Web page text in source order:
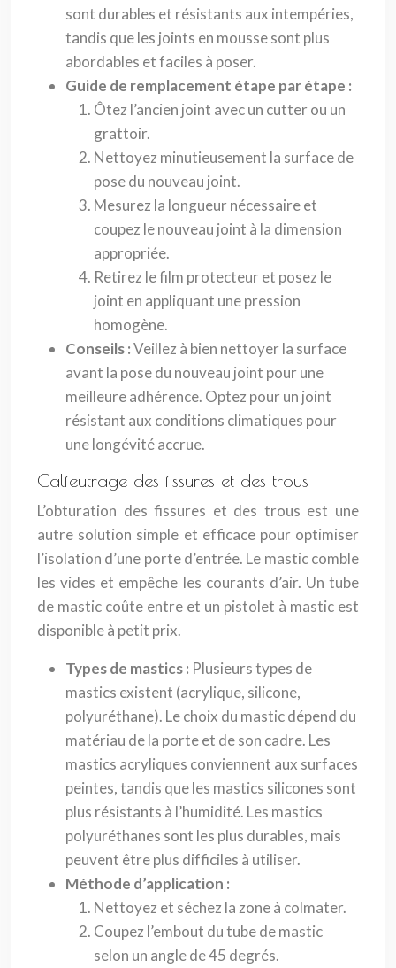
sont durables et résistants aux intempéries,
tandis que les joints en mousse sont plus
abordables et faciles à poser.
Guide de remplacement étape par étape :
Ôtez l’ancien joint avec un cutter ou un
grattoir.
Nettoyez minutieusement la surface de
pose du nouveau joint.
Mesurez la longueur nécessaire et
coupez le nouveau joint à la dimension
appropriée.
Retirez le film protecteur et posez le
joint en appliquant une pression
homogène.
Conseils :Veillez à bien nettoyer la surface
avant la pose du nouveau joint pour une
meilleure adhérence. Optez pour un joint
résistant aux conditions climatiques pour
une longévité accrue.
Calfeutrage des fissures et des trous
L’obturation des fissures et des trous est une
autre solution simple et efficace pour optimiser
l’isolation d’une porte d’entrée. Le mastic comble
les vides et empêche les courants d’air. Un tube
de mastic coûte entre et un pistolet à mastic est
disponible à petit prix.
Types de mastics : Plusieurs types de
mastics existent (acrylique, silicone,
polyuréthane). Le choix du mastic dépend du
matériau de la porte et de son cadre. Les
mastics acryliques conviennent aux surfaces
peintes, tandis que les mastics silicones sont
plus résistants à l’humidité. Les mastics
polyuréthanes sont les plus durables, mais
peuvent être plus difficiles à utiliser.
Méthode d’application :
Nettoyez et séchez la zone à colmater.
Coupez l’embout du tube de mastic
selon un angle de 45 degrés.